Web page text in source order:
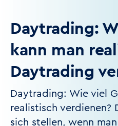
Daytrading:
kann man
Daytrading
Daytrading: Wie viel
realistisch verdienen?
sich stellen, wenn